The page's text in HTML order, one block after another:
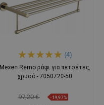
(4)
Mexen Remo ράφι για πετσέτες,
χρυσό - 7050720-50
97,20 € -19,97%